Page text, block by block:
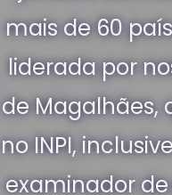
mais de 60
liderada por
de Magalhães,
no INPI,
examinador